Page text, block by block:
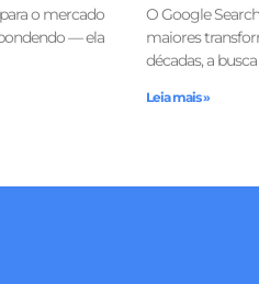
o mercado
— ela
O Google
maiores
décadas, a
Leia mais »